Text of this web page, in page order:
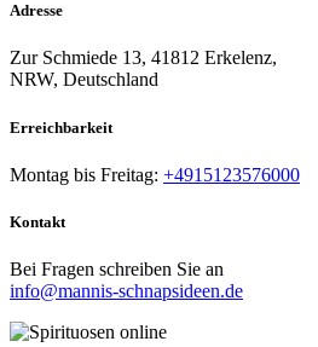
Adresse
Zur Schmiede 13, 41812 Erkelenz,
NRW, Deutschland
Erreichbarkeit​
Montag bis Freitag: +4915123576000
Kontakt
Bei Fragen schreiben Sie an
info@mannis-schnapsideen.de